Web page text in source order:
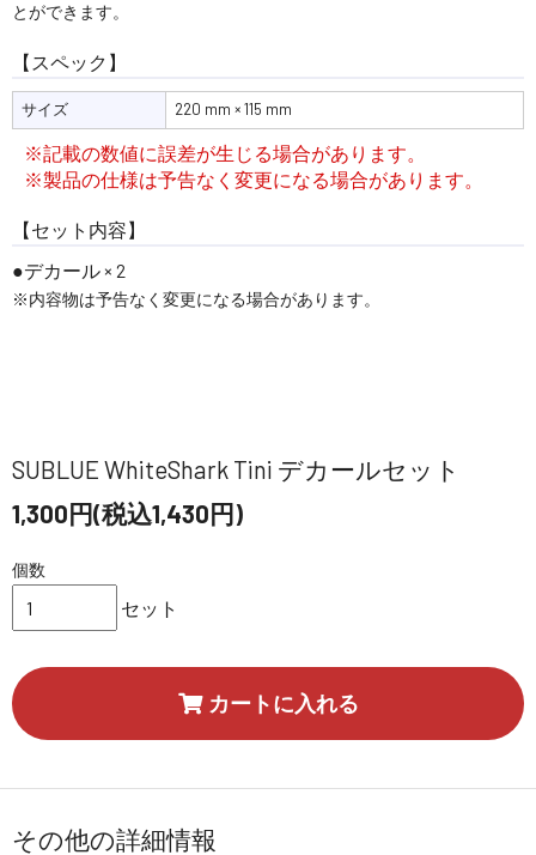
とができます。
【スペック】
サイズ 220 mm × 115 mm
※記載の数値に誤差が生じる場合があります。
※製品の仕様は予告なく変更になる場合があります。
【セット内容】
デカール × 2
※内容物は予告なく変更になる場合があります。
SUBLUE WhiteShark Tini デカールセット
1,300円(税込1,430円)
個数
セット
カートに入れる
その他の詳細情報